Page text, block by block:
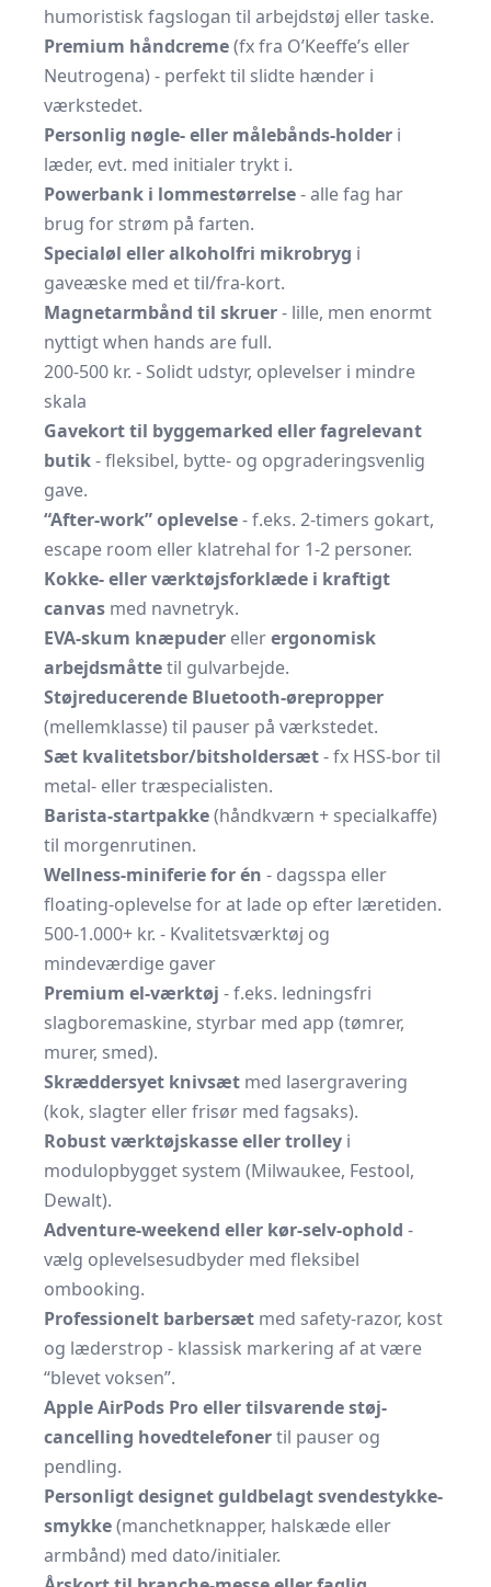
humoristisk fagslogan til arbejdstøj eller taske.
Premium håndcreme(fx fra O’Keeffe’s eller
Neutrogena) - perfekt til slidte hænder i
værkstedet.
Personlig nøgle- eller målebånds-holder i
læder, evt. med initialer trykt i.
Powerbank i lommestørrelse- alle fag har
brug for strøm på farten.
Specialøl eller alkoholfri mikrobryg i
gaveæske med et til/fra-kort.
Magnetarmbånd til skruer- lille, men enormt
nyttigt when hands are full.
200-500 kr. - Solidt udstyr, oplevelser i mindre
skala
Gavekort til byggemarked eller fagrelevant
butik- fleksibel, bytte- og opgraderingsvenlig
gave.
“After-work” oplevelse- f.eks. 2-timers gokart,
escape room eller klatrehal for 1-2 personer.
Kokke- eller værktøjsforklæde i kraftigt
canvas med navnetryk.
EVA-skum knæpuder ellerergonomisk
arbejdsmåttetil gulvarbejde.
Støjreducerende Bluetooth-ørepropper
(mellemklasse) til pauser på værkstedet.
Sæt kvalitetsbor/bitsholdersæt- fx HSS-bor til
metal- eller træspecialisten.
Barista-startpakke(håndkværn + specialkaffe)
til morgenrutinen.
Wellness-miniferie for én - dagsspa eller
floating-oplevelse for at lade op efter læretiden.
500-1.000+ kr. - Kvalitetsværktøj og
mindeværdige gaver
Premium el-værktøj - f.eks. ledningsfri
slagboremaskine, styrbar med app (tømrer,
murer, smed).
Skræddersyet knivsæt med lasergravering
(kok, slagter eller frisør med fagsaks).
Robust værktøjskasse eller trolley i
modulopbygget system (Milwaukee, Festool,
Dewalt).
Adventure-weekend eller kør-selv-ophold -
vælg oplevelsesudbyder med fleksibel
ombooking.
Professionelt barbersæt med safety-razor, kost
og læderstrop - klassisk markering af at være
“blevet voksen”.
Apple AirPods Pro eller tilsvarende støj-
cancelling hovedtelefonertil pauser og
pendling.
Personligt designet guldbelagt svendestykke-
smykke(manchetknapper, halskæde eller
armbånd) med dato/initialer.